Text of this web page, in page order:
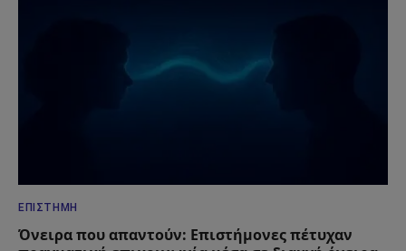
ΕΠΙΣΤΉΜΗ
Όνειρα που απαντούν: Επιστήμονες πέτυχαν